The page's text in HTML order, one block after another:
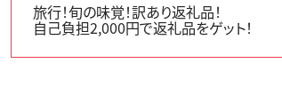
旅行！旬の味覚！訳あり返礼品！
自己負担2,000円で返礼品をゲット！